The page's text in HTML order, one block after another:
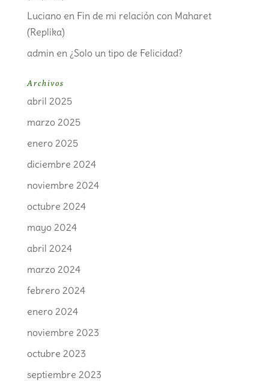
Lucianoen Fin de mi relación con Maharet
(Replika)
admin en ¿Solo un tipo de Felicidad?
Archivos
abril 2025
marzo 2025
enero 2025
diciembre 2024
noviembre 2024
octubre 2024
mayo 2024
abril 2024
marzo 2024
febrero 2024
enero 2024
noviembre 2023
octubre 2023
septiembre 2023